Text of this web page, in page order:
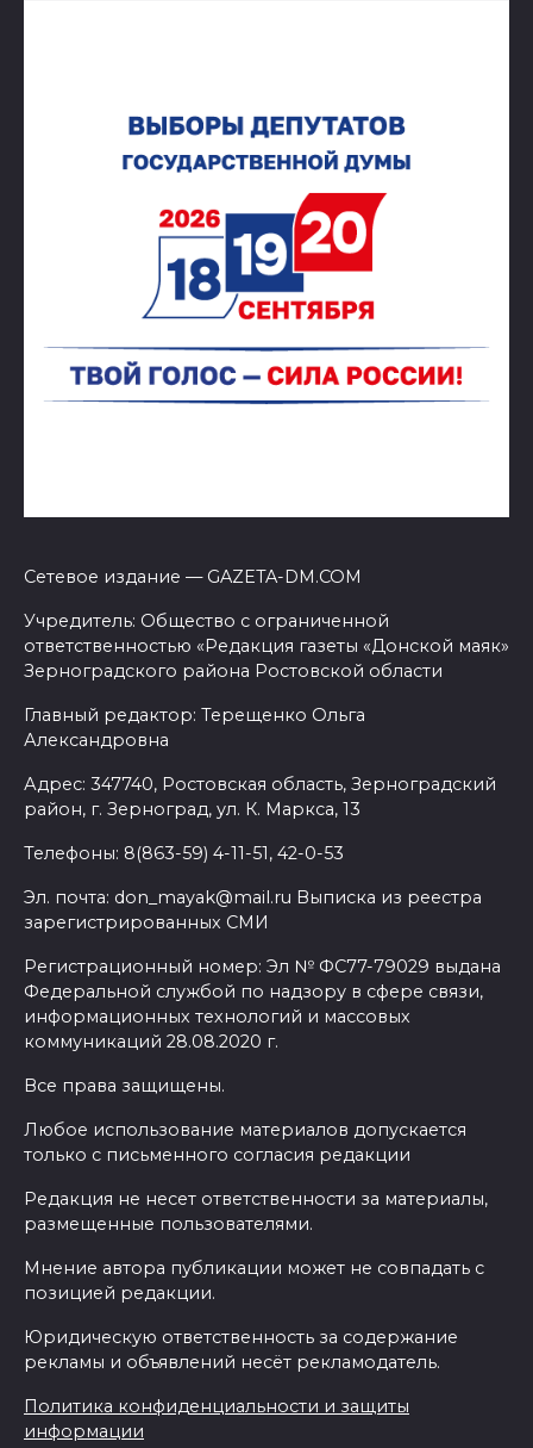
Сетевое издание — GAZETA-DM.COM
Учредитель: Общество с ограниченной
ответственностью «Редакция газеты «Донской маяк»
Зерноградского района Ростовской области
Главный редактор: Терещенко Ольга
Александровна
Адрес: 347740, Ростовская область, Зерноградский
район, г. Зерноград, ул. К. Маркса, 13
Телефоны: 8(863-59) 4-11-51, 42-0-53
Эл. почта: don_mayak@mail.ru Выписка из реестра
зарегистрированных СМИ
Регистрационный номер: Эл № ФС77-79029 выдана
Федеральной службой по надзору в сфере связи,
информационных технологий и массовых
коммуникаций 28.08.2020 г.
Все права защищены.
Любое использование материалов допускается
только с письменного согласия редакции
Редакция не несет ответственности за материалы,
размещенные пользователями.
Мнение автора публикации может не совпадать с
позицией редакции.
Юридическую ответственность за содержание
рекламы и объявлений несёт рекламодатель.
Политика конфиденциальности и защиты
информации